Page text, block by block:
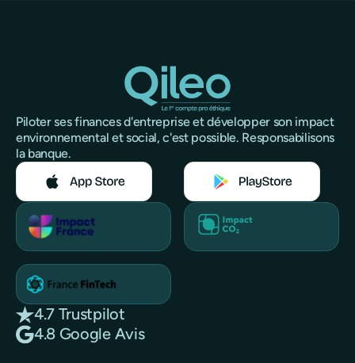
Piloter ses finances d'entreprise et développer son impact
environnemental et social, c'est possible. Responsabilisons
la banque.
4.7 Trustpilot
4.8 Google Avis